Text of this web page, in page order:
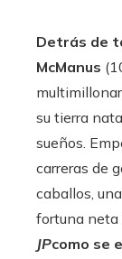
Detrás de
McManus
su tierra
sueños.
carreras de
caballos,
fortuna neta
JPcomo se